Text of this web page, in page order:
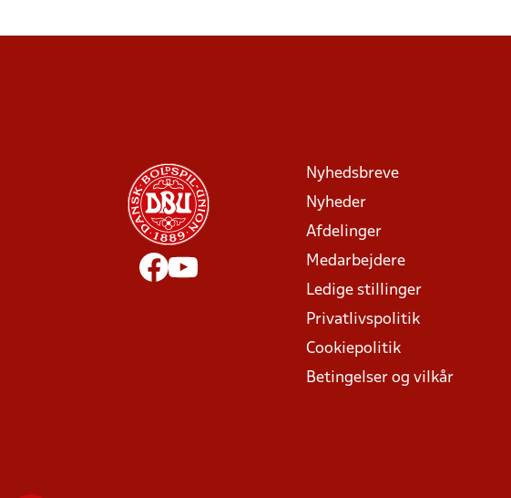
Nyhedsbreve
Nyheder
Afdelinger
Medarbejdere
Ledige stillinger
Privatlivspolitik
Cookiepolitik
Betingelser og vilkår